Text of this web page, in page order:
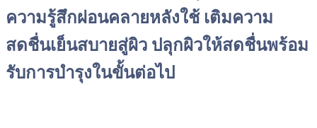
ความรู้สึกผ่อนคลายหลังใช้ เติมความ
สดชื่นเย็นสบายสู่ผิว ปลุกผิวให้สดชื่นพร้อม
รับการบำรุงในขั้นต่อไป